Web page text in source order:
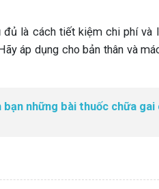
đủ là cách tiết kiệm chi phí và
áp dụng cho bản thân và
bạn những bài thuốc chữa